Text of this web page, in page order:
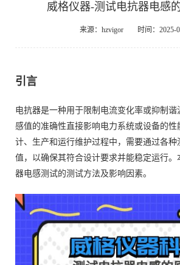
威格仪器-测试电抗器电感
来源：hzvigor 时间：2025-
引言
电抗器是一种用于限制电流变化率或抑制
感值的准确性直接影响电力系统或设备的性
计、生产和运行维护过程中，需要通过各
值，以确保其符合设计要求并能稳定运行
器电感测试的测试方法及影响因素。